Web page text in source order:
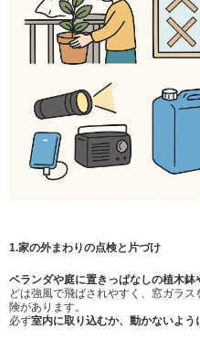
1.家の外まわりの点検と片づけ
ベランダや庭に置きっぱなしの植木
どは強風で飛ばされやすく、窓ガラ
険があります。
必ず室内に取り込むか、動かないよう